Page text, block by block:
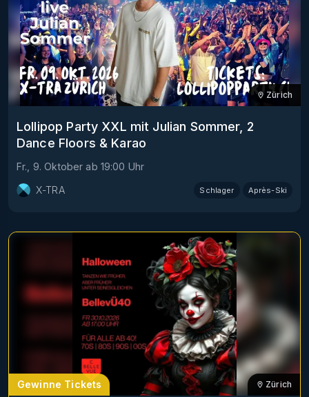
Zürich
Lollipop Party XXL mit Julian Sommer, 2
Dance Floors & Karao
Fr., 9. Oktober ab 19:00 Uhr
X-TRA
Schlager Après-Ski
Gewinne Tickets Zürich